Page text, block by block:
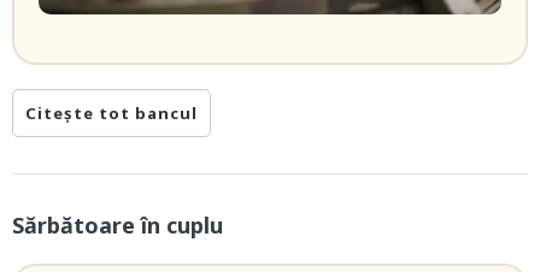
Citește tot bancul
Sărbătoare în cuplu